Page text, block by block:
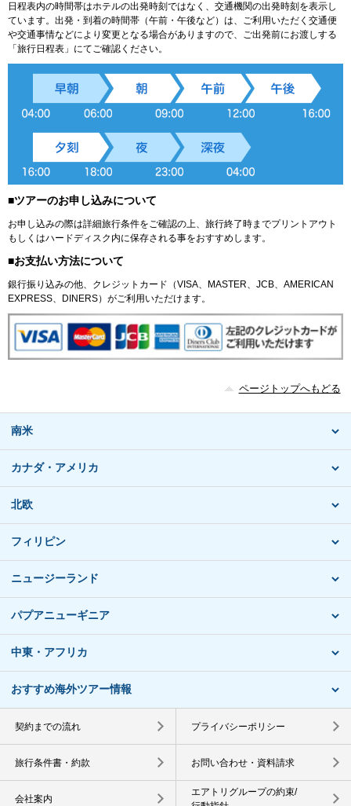
日程表内の時間帯はホテルの出発時刻ではなく、交通機関の出発時刻を表示し
ています。出発・到着の時間帯（午前・午後など）は、ご利用いただく交通便
や交通事情などにより変更となる場合がありますので、ご出発前にお渡しする
「旅行日程表」にてご確認ください。
■ツアーのお申し込みについて
お申し込みの際は詳細旅行条件をご確認の上、旅行終了時までプリントアウト
もしくはハードディスク内に保存される事をおすすめします。
■お支払い方法について
銀行振り込みの他、クレジットカード（VISA、MASTER、JCB、AMERICAN
EXPRESS、DINERS）がご利用いただけます。
ページトップへもどる
南米
カナダ・アメリカ
北欧
フィリピン
ニュージーランド
パプアニューギニア
中東・アフリカ
おすすめ海外ツアー情報
契約までの流れ プライバシーポリシー
旅行条件書・約款 お問い合わせ・資料請求
会社案内
エアトリグループの約束/